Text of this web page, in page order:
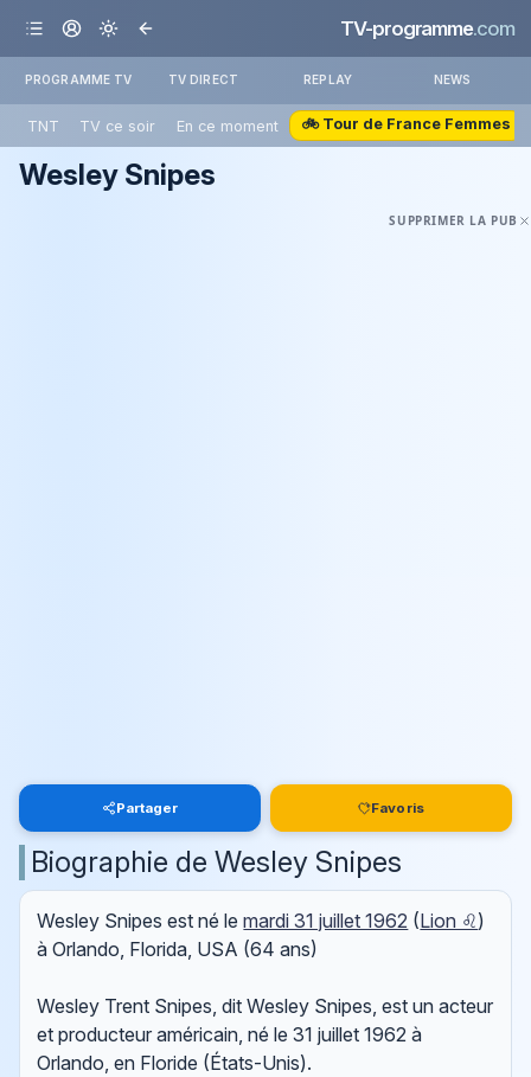
TV-programme.com
PROGRAMME TV TV DIRECT REPLAY NEWS
TNT TV ce soir En ce moment 🚲 Tour de France Femmes
Wesley Snipes
SUPPRIMER LA PUB
Partager Favoris
Biographie de Wesley Snipes
Wesley Snipes est né lemardi 31 juillet 1962 (Lion ♌)
à Orlando, Florida, USA (64 ans)
Wesley Trent Snipes, dit Wesley Snipes, est un acteur
et producteur américain, né le 31 juillet 1962 à
Orlando, en Floride (États-Unis).